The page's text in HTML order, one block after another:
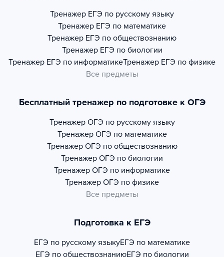
Тренажер ЕГЭ по русскому языку
Тренажер ЕГЭ по математике
Тренажер ЕГЭ по обществознанию
Тренажер ЕГЭ по биологии
Тренажер ЕГЭ по информатикеТренажер ЕГЭ по физике
Все предметы
Бесплатный тренажер по подготовке к ОГЭ
Тренажер ОГЭ по русскому языку
Тренажер ОГЭ по математике
Тренажер ОГЭ по обществознанию
Тренажер ОГЭ по биологии
Тренажер ОГЭ по информатике
Тренажер ОГЭ по физике
Все предметы
Подготовка к ЕГЭ
ЕГЭ по русскому языкуЕГЭ по математике
ЕГЭ по обществознаниюЕГЭ по биологии